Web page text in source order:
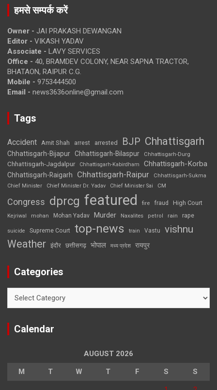
हमसे सम्पर्क करें
Owner - JAI PRAKASH DEWANGAN
Editor - VIKASH YADAV
Associate - LAVY SERVICES
Office - 40, BRAMDEV COLONY, NEAR SAPNA TRACTOR,
BHATAON, RAIPUR C.G.
Mobile - 9753444500
Email - news3636online@gmail.com
Tags
Accident Amit Shah arrest arrested BJP Chhattisgarh
Chhattisgarh-Bijapur Chhattisgarh-Bilaspur Chhattisgarh-Durg
Chhattisgarh-Jagdalpur Chhattisgarh-Kabirdham Chhattisgarh-Korba
Chhattisgarh-Raigarh Chhattisgarh-Raipur
Chhattisgarh-Sukma
Chief Minister
Chief Minister Dr. Yadav Chief Minister Sai CM
Congress dprcg featured fire fraud High Court
Kejriwal mohan Mohan Yadav Murder Naxalites petrol rain rape
suicide Supreme Court top-news train Vastu vishnu
Weather इंदौर छत्तीसगढ़ भोपाल मध्य प्रदेश रायपुर
Categories
Calendar
AUGUST 2026
M T W T F S S